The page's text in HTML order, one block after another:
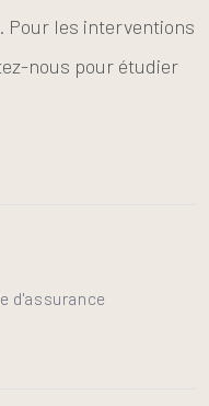
Pour les interventions
nous pour étudier
d'assurance